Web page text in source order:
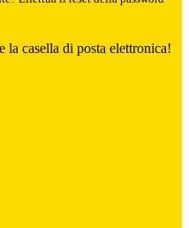
casella di posta elettronica!